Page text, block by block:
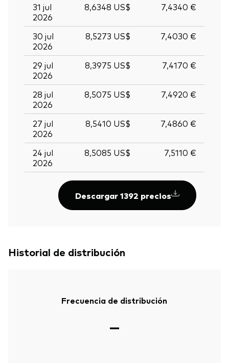
31 jul
2026
8,6348 US$ 7,4340 €
30 jul
2026
8,5273 US$ 7,4030 €
29 jul
2026
8,3975 US$ 7,4170 €
28 jul
2026
8,5075 US$ 7,4920 €
27 jul
2026
8,5410 US$ 7,4860 €
24 jul
2026
8,5085 US$ 7,5110 €
Descargar 1392 precios
Historial de distribución
Frecuencia de distribución
—